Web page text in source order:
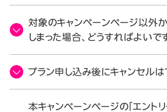
対象のキャンペーンページ以外
しまった場合、どうすればよいで
プラン申し込み後にキャンセルは
本キャンペーンページの「エント